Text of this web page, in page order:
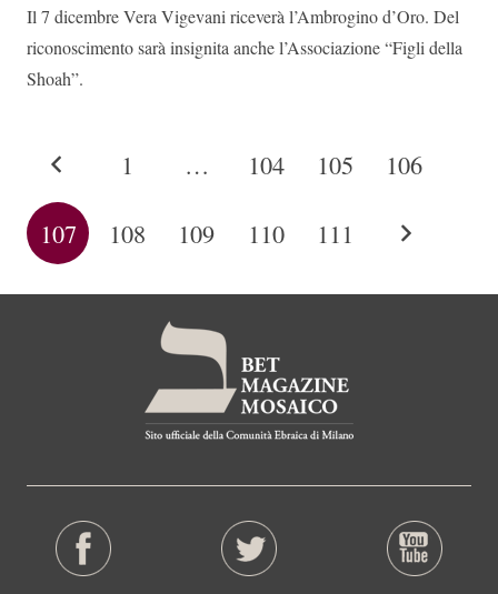
Il 7 dicembre Vera Vigevani riceverà l’Ambrogino d’Oro. Del
riconoscimento sarà insignita anche l’Associazione “Figli della
Shoah”.
1 … 104 105 106
107 108 109 110 111